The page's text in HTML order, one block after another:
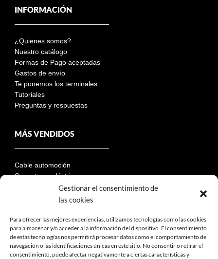
Gestionar el consentimiento de
las cookies
Para ofrecer las mejores experiencias, utilizamos tecnologías como las cookies
para almacenar y/o acceder a la información del dispositivo. El consentimiento
de estas tecnologías nos permitirá procesar datos como el comportamiento de
navegación o las identificaciones únicas en este sitio. No consentir o retirar el
consentimiento, puede afectar negativamente a ciertas características y
INFORMACIÓN
¿Quienes somos?
Nuestro catálogo
Formas de Pago aceptadas
Gastos de envío
Te ponemos los terminales
Tutoriales
Preguntas y respuestas
MÁS VENDIDOS
Cable automoción
Conectores eléctricos
Descontadores de batería
Paneles solares